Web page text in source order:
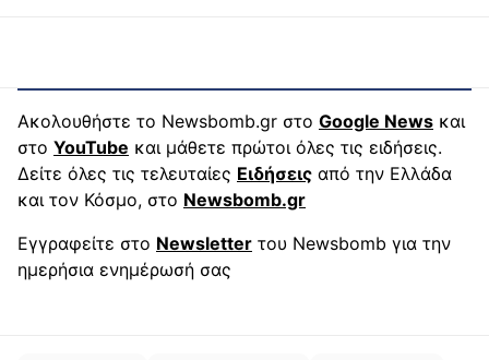
Ακολουθήστε το Newsbomb.gr στο Google News και
στο YouTube και μάθετε πρώτοι όλες τις ειδήσεις.
Δείτε όλες τις τελευταίες Ειδήσεις από την Ελλάδα
και τον Κόσμο, στο Newsbomb.gr
Εγγραφείτε στο Newsletter του Newsbomb για την
ημερήσια ενημέρωσή σας